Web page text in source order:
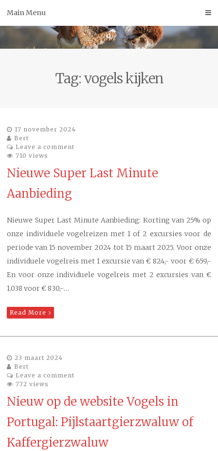
Main Menu
Tag:vogels kijken
17 november 2024
Bert
Leave a comment
710 views
Nieuwe Super Last Minute
Aanbieding
Nieuwe Super Last Minute Aanbieding: Korting van 25% op
onze individuele vogelreizen met 1 of 2 excursies voor de
periode van 15 november 2024 tot 15 maart 2025. Voor onze
individuele vogelreis met 1 excursie van € 824,- voor € 659,-
En voor onze individuele vogelreis met 2 excursies van €
1.038 voor € 830,-…
Read More
23 maart 2024
Bert
Leave a comment
772 views
Nieuw op de website Vogels in
Portugal: Pijlstaartgierzwaluw of
Kaffergierzwaluw